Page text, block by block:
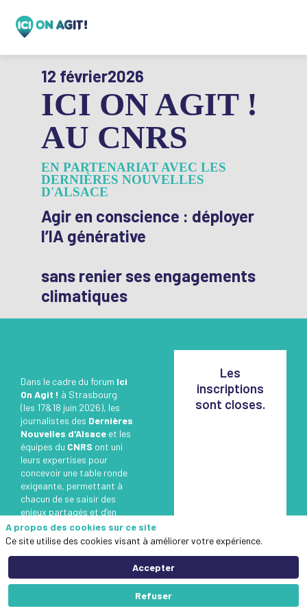
12 février2026
ICI ON AGIT !
AU CNRS
EN PARTENARIAT AVEC LES
DERNIÈRES NOUVELLES
D'ALSACE
Agir en conscience : déployer
l’IA générative
sans renier ses engagements
climatiques
Dans le cadre du forum Ici
On Agit ! à Strasbourg
(les 17&18 juin 2026), les
journalistes des Dernières
Nouvelles d'Alsace et les
équipes du CNRS ont uni
leurs expertises pour
concevoir une table ronde
exigeante, permettant à
chacun de se saisir des
enjeux partagés et d’en
avoir une compréhension
approfondie :
déployer l'Intelligence
Les
inscriptions
sont closes.
A propos des cookies sur ce site
Ce site utilise des cookies visant à améliorer votre expérience.
Accepter
Refuser